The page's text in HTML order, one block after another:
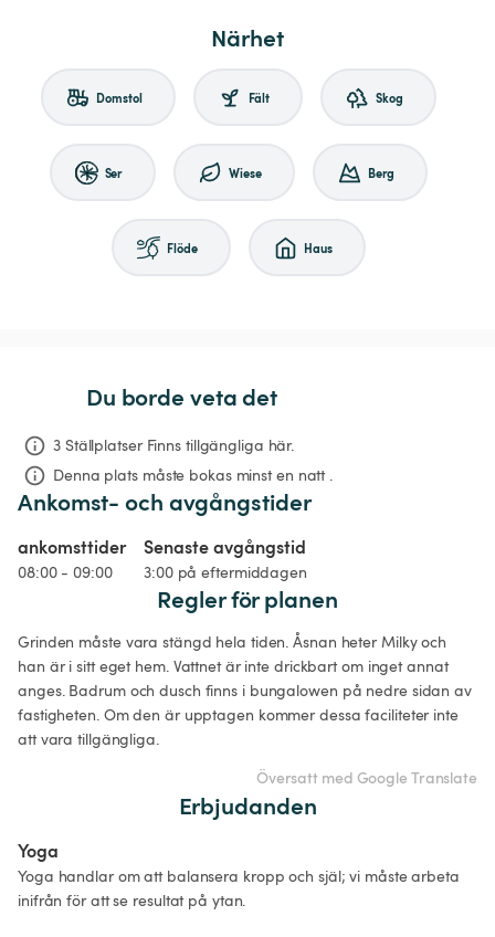
Närhet
Domstol Fält Skog
Ser Wiese Berg
Flöde Haus
Du borde veta det
3 Ställplatser Finns tillgängliga här.
Denna plats måste bokas minst en natt .
Ankomst- och avgångstider
ankomsttider
08:00 - 09:00
Senaste avgångstid
3:00 på eftermiddagen
Regler för planen
Grinden måste vara stängd hela tiden. Åsnan heter Milky och
han är i sitt eget hem. Vattnet är inte drickbart om inget annat
anges. Badrum och dusch finns i bungalowen på nedre sidan av
fastigheten. Om den är upptagen kommer dessa faciliteter inte
att vara tillgängliga.
Översatt med Google Translate
Erbjudanden
Yoga
Yoga handlar om att balansera kropp och själ; vi måste arbeta
inifrån för att se resultat på ytan.